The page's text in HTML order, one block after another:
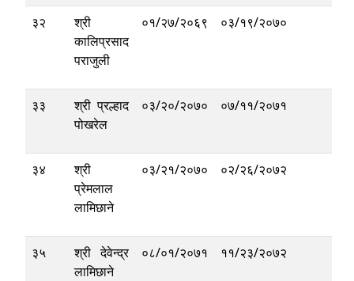
३२
श्री
कालिप्रसाद
पराजुली
०१/२७/२०६९ ०३/१९/२०७०
३३
श्री प्रल्हाद
पोखरेल
०३/२०/२०७० ०७/११/२०७१
३४
श्री
प्रेमलाल
लामिछाने
०३/२१/२०७० ०२/२६/२०७२
३५
श्री देवेन्द्र
लामिछाने
०८/०१/२०७१ ११/२३/२०७२